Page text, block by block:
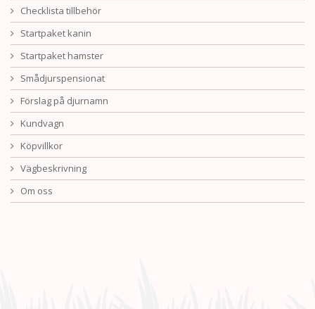
Checklista tillbehör
Startpaket kanin
Startpaket hamster
Smådjurspensionat
Förslag på djurnamn
Kundvagn
Köpvillkor
Vägbeskrivning
Om oss